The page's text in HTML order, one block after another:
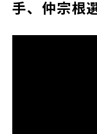
手、仲宗根